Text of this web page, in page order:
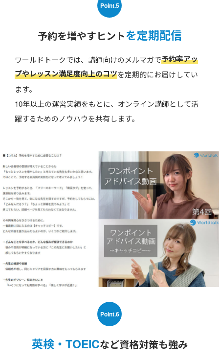
Point.5
予約を増やすヒントを定期配信
ワールドトークでは、講師向けのメルマガで予約率アッ
プやレッスン満足度向上のコツを定期的にお届けしてい
ます。
10年以上の運営実績をもとに、オンライン講師として活
躍するためのノウハウを共有します。
Point.6
英検・TOEICなど資格対策も強み